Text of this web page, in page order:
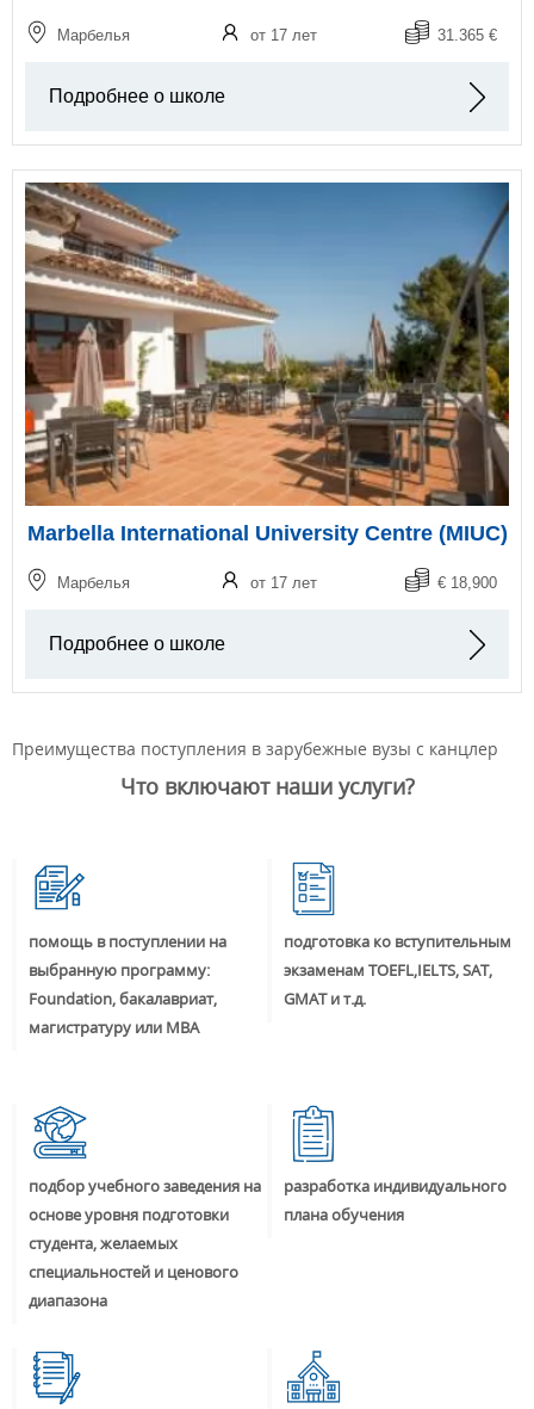
Марбелья от 17 лет 31.365 €
Подробнее о школе
Marbella International University Centre (MIUC)
Марбелья от 17 лет € 18,900
Подробнее о школе
Преимущества поступления в зарубежные вузы с канцлер
Что включают наши услуги?
помощь в поступлении на
выбранную программу:
Foundation, бакалавриат,
магистратуру или MBA
подготовка ко вступительным
экзаменам TOEFL,IELTS, SAT,
GMAT и т.д.
подбор учебного заведения на
основе уровня подготовки
студента, желаемых
специальностей и ценового
диапазона
разработка индивидуального
плана обучения